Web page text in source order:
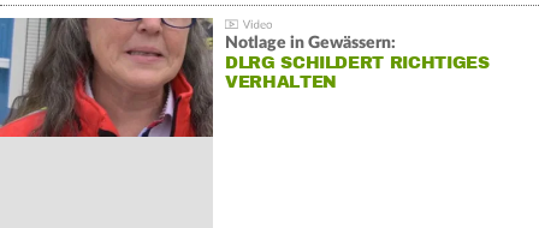
Notlage in Gewässern:
DLRG SCHILDERT RICHTIGES
VERHALTEN